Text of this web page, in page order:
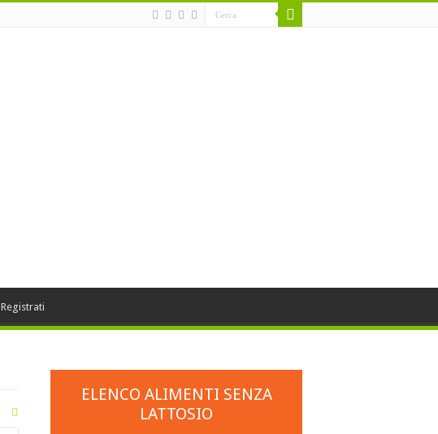
Registrati
ELENCO ALIMENTI SENZA
LATTOSIO